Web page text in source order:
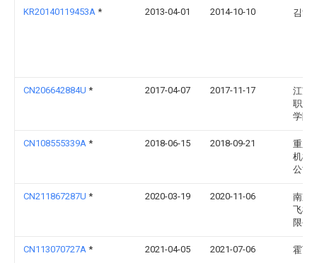
KR20140119453A * 2013-04-01 2014-10-10 김혜
CN206642884U * 2017-04-07 2017-11-17
江苏
职业
学院
CN108555339A * 2018-06-15 2018-09-21
重庆
机械
公司
CN211867287U * 2020-03-19 2020-11-06
南京
飞机
限公
CN113070727A * 2021-04-05 2021-07-06 霍丽